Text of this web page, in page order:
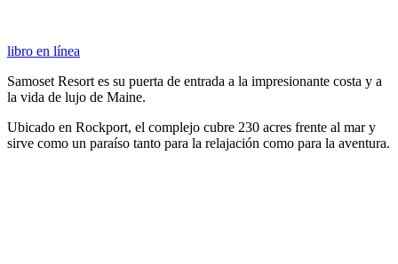
libro en línea
Samoset Resort es su puerta de entrada a la impresionante costa y a
la vida de lujo de Maine.
Ubicado en Rockport, el complejo cubre 230 acres frente al mar y
sirve como un paraíso tanto para la relajación como para la aventura.